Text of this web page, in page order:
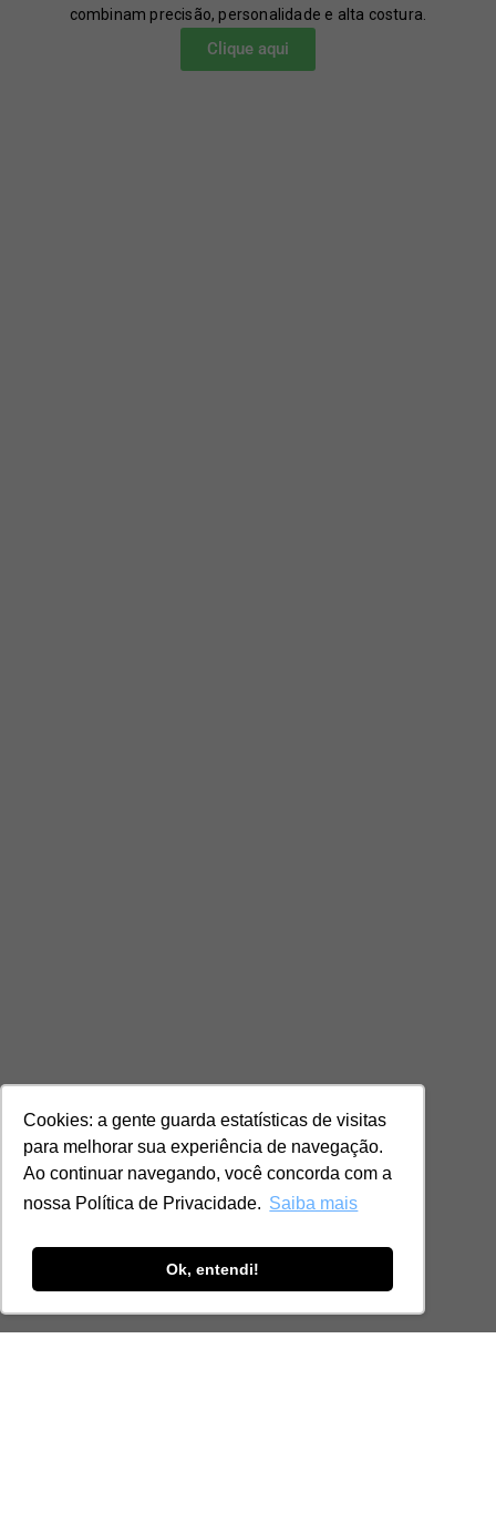
Cookies: a gente guarda estatísticas de visitas
para melhorar sua experiência de navegação.
Ao continuar navegando, você concorda com a
nossa Política de Privacidade. Saiba mais
Ok, entendi!
combinam precisão, personalidade e alta costura.
Clique aqui